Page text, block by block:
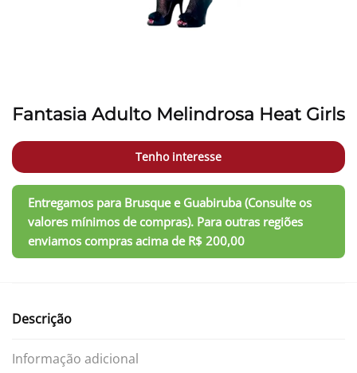
Fantasia Adulto Melindrosa Heat Girls
Tenho interesse
Descrição
Informação adicional